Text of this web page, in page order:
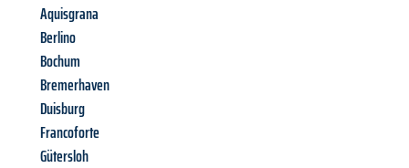
Aquisgrana
Berlino
Bochum
Bremerhaven
Duisburg
Francoforte
Gütersloh